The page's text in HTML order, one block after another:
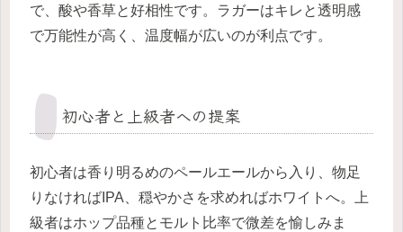
で、酸や香草と好相性です。ラガーはキレと透明感
で万能性が高く、温度幅が広いのが利点です。
初心者と上級者への提案
初心者は香り明るめのペールエールから入り、物足
りなければIPA、穏やかさを求めればホワイトへ。上
級者はホップ品種とモルト比率で微差を愉しみま